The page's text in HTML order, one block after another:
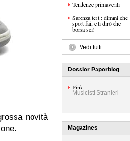
novità
Tendenze primaverili
Sarenza test : dimmi che
sport fai, e ti dirò che
borsa sei!
Vedi tutti
Dossier Paperblog
Pink
Musicisti Stranieri
Magazines